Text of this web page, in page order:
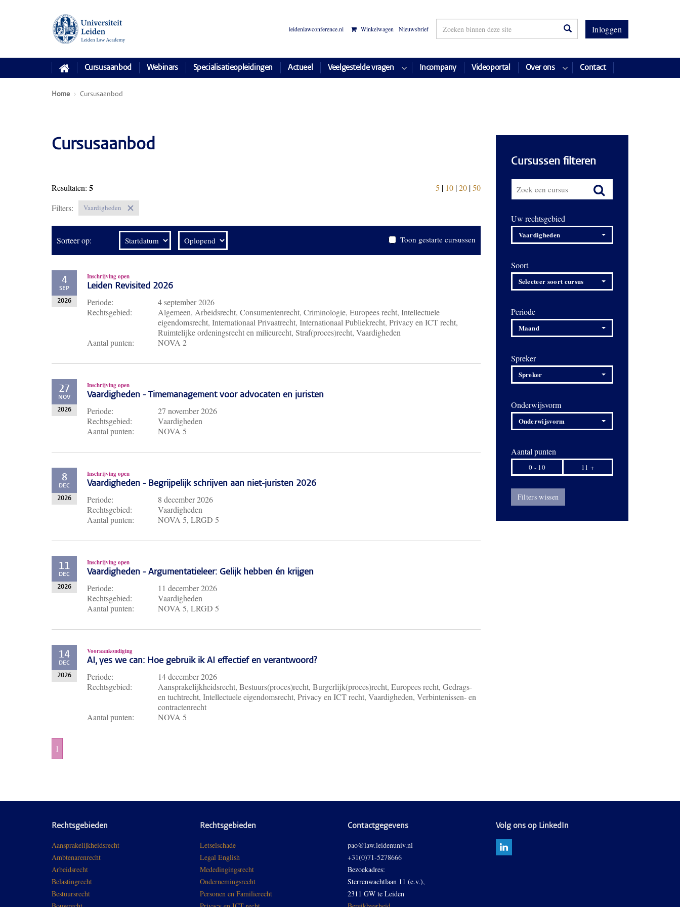
Inloggen
leidenlawconference.nl Winkelwagen Nieuwsbrief
Cursusaanbod Webinars Specialisatieopleidingen Actueel Veelgestelde vragen Incompany Videoportal Over ons Contact
Home Cursusaanbod
Cursusaanbod
Resultaten: 5 5 | 10|20|50
Filters:
Vaardigheden
Sorteer op: Toon gestarte cursussen
4
SEP
2026
Inschrijving open
Leiden Revisited 2026
Periode:
4 september 2026
Rechtsgebied:
Algemeen, Arbeidsrecht, Consumentenrecht, Criminologie, Europees recht, Intellectuele
eigendomsrecht, Internationaal Privaatrecht, Internationaal Publiekrecht, Privacy en ICT recht,
Ruimtelijke ordeningsrecht en milieurecht, Straf(proces)recht, Vaardigheden
Aantal punten:
NOVA 2
27
NOV
2026
Inschrijving open
Vaardigheden - Timemanagement voor advocaten en juristen
Periode:
27 november 2026
Rechtsgebied:
Vaardigheden
Aantal punten:
NOVA 5
8
DEC
2026
Inschrijving open
Vaardigheden - Begrijpelijk schrijven aan niet-juristen 2026
Periode:
8 december 2026
Rechtsgebied:
Vaardigheden
Aantal punten:
NOVA 5, LRGD 5
11
DEC
2026
Inschrijving open
Vaardigheden - Argumentatieleer: Gelijk hebben én krijgen
Periode:
11 december 2026
Rechtsgebied:
Vaardigheden
Aantal punten:
NOVA 5, LRGD 5
14
DEC
2026
Vooraankondiging
AI, yes we can: Hoe gebruik ik AI effectief en verantwoord?
Periode:
14 december 2026
Rechtsgebied:
Aansprakelijkheidsrecht, Bestuurs(proces)recht, Burgerlijk(proces)recht, Europees recht, Gedrags-
en tuchtrecht, Intellectuele eigendomsrecht, Privacy en ICT recht, Vaardigheden, Verbintenissen- en
contractenrecht
Aantal punten:
NOVA 5
1
Cursussen filteren
Uw rechtsgebied
Vaardigheden
Soort
Selecteer soort cursus
Periode
Maand
Spreker
Spreker
Onderwijsvorm
Onderwijsvorm
Aantal punten
0 - 10 11 +
Filters wissen
Rechtsgebieden
Aansprakelijkheidsrecht
Ambtenarenrecht
Arbeidsrecht
Belastingrecht
Bestuursrecht
Rechtsgebieden
Letselschade
Legal English
Mededingingsrecht
Ondernemingsrecht
Personen en Familierecht
Contactgegevens
pao@law.leidenuniv.nl
+31(0)71-5278666
Bezoekadres:
Sterrenwachtlaan 11 (e.v.),
2311 GW te Leiden
Volg ons op LinkedIn